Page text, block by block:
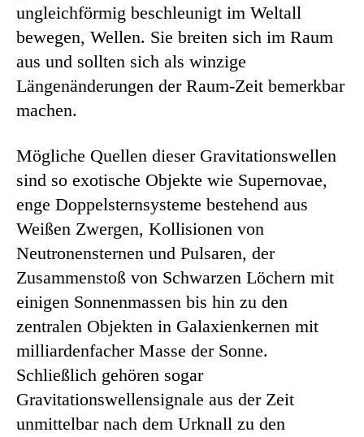
ungleichförmig beschleunigt im Weltall
bewegen, Wellen. Sie breiten sich im Raum
aus und sollten sich als winzige
Längenänderungen der Raum-Zeit bemerkbar
machen.
Mögliche Quellen dieser Gravitationswellen
sind so exotische Objekte wie Supernovae,
enge Doppelsternsysteme bestehend aus
Weißen Zwergen, Kollisionen von
Neutronensternen und Pulsaren, der
Zusammenstoß von Schwarzen Löchern mit
einigen Sonnenmassen bis hin zu den
zentralen Objekten in Galaxienkernen mit
milliardenfacher Masse der Sonne.
Schließlich gehören sogar
Gravitationswellensignale aus der Zeit
unmittelbar nach dem Urknall zu den